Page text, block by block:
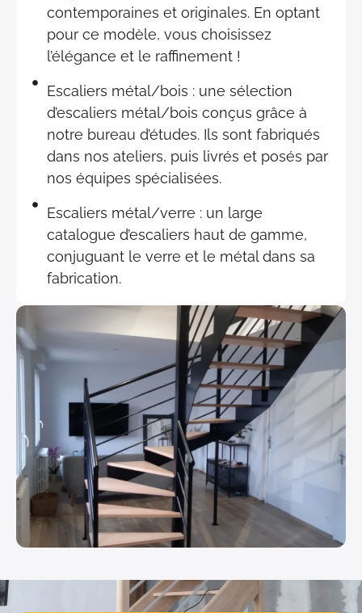
contemporaines et originales. En optant
pour ce modèle, vous choisissez
l’élégance et le raffinement !
Escaliers métal/bois : une sélection
d’escaliers métal/bois conçus grâce à
notre bureau d’études. Ils sont fabriqués
dans nos ateliers, puis livrés et posés par
nos équipes spécialisées.
Escaliers métal/verre : un large
catalogue d’escaliers haut de gamme,
conjuguant le verre et le métal dans sa
fabrication.